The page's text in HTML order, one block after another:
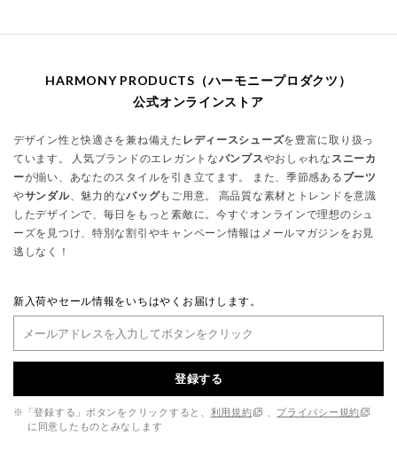
HARMONY PRODUCTS（ハーモニープロダクツ）
公式オンラインストア
デザイン性と快適さを兼ね備えた レディースシューズを豊富に取り扱っ
ています。 人気ブランドのエレガントなパンプスやおしゃれな スニーカ
ーが揃い、あなたのスタイルを引き立てます。 また、季節感ある ブーツ
やサンダル、魅力的なバッグもご用意。 高品質な素材とトレンドを意識
したデザインで、毎日をもっと素敵に。今すぐオンラインで理想のシュ
ーズを見つけ、特別な割引やキャンペーン情報はメールマガジンをお見
逃しなく！
新入荷やセール情報をいちはやくお届けします。
登録する
※「登録する」ボタンをクリックすると、 利用規約
プライバシー規約
に同意したものとみなします